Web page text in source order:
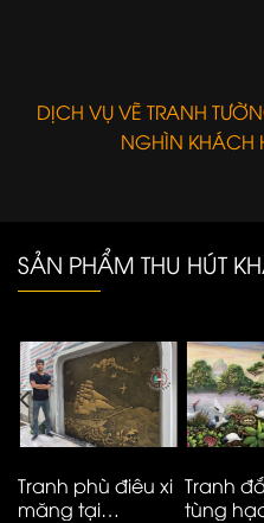
DỊCH VỤ VẼ TRANH
NGHÌN KHÁCH
SẢN PHẨM THU HÚT
Tranh phù điêu xi
măng tại
Tranh
tùng